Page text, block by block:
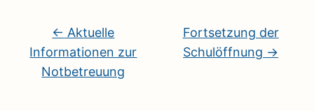
← Aktuelle
Informationen zur
Notbetreuung
Fortsetzung der
Schulöffnung →